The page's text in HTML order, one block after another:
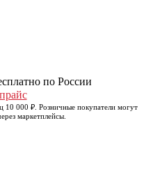
по России
10 000 ₽. Розничные покупатели могут
маркетплейсы.